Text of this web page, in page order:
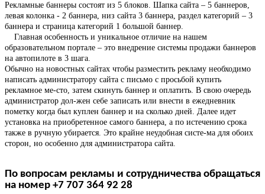
Рекламные баннеры состоят из 5 блоков. Шапка сайта – 5 баннеров,
левая колонка - 2 баннера, низ сайта 3 баннера, раздел категорий – 3
баннера и страница категорий 1 большой баннер.
Главная особенность и уникальное отличие на нашем
образовательном портале – это внедрение системы продажи баннеров
на автопилоте в 3 шага.
Обычно на новостных сайтах чтобы разместить рекламу необходимо
написать администратору сайта с письмо с просьбой купить
рекламное ме-сто, затем скинуть баннер и оплатить. В свою очередь
администратор дол-жен себе записать или внести в ежедневник
пометку когда был куплен баннер и на сколько дней. Далее идет
установка на приобретенное самого баннера, а по истечению срока
также в ручную убирается. Это крайне неудобная систе-ма для обоих
сторон, но особенно для администратора сайта.
По вопросам рекламы и сотрудничества обращаться
на номер +7 707 364 92 28